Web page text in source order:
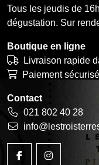
Tous les jeudis de
dégustation. Sur
Boutique en ligne
Livraison rapide
Paiement sécurisé
Contact
021 802 40 28